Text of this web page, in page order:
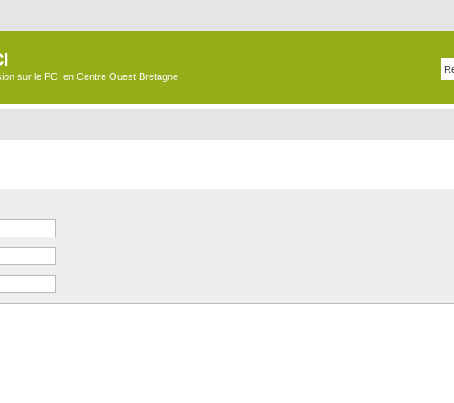
sur le PCI en Centre Ouest Bretagne